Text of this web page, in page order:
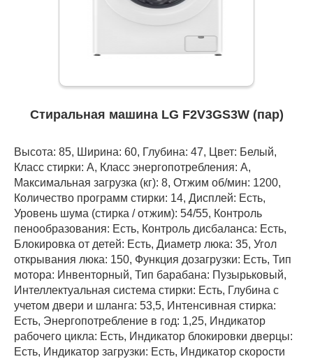
Стиральная машина LG F2V3GS3W (пар)
Высота: 85, Ширина: 60, Глубина: 47, Цвет: Белый,
Класс стирки: A, Класс энергопотребления: A,
Максимальная загрузка (кг): 8, Отжим об/мин: 1200,
Количество программ стирки: 14, Дисплей: Есть,
Уровень шума (стирка / отжим): 54/55, Контроль
пенообразования: Есть, Контроль дисбаланса: Есть,
Блокировка от детей: Есть, Диаметр люка: 35, Угол
открывания люка: 150, Функция дозагрузки: Есть, Тип
мотора: Инвенторный, Тип барабана: Пузырьковый,
Интеллектуальная система стирки: Есть, Глубина с
учетом двери и шланга: 53,5, Интенсивная стирка:
Есть, Энергопотребление в год: 1,25, Индикатор
рабочего цикла: Есть, Индикатор блокировки дверцы:
Есть, Индикатор загрузки: Есть, Индикатор скорости